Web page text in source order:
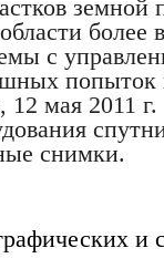
земной
более
с
попыток
12 мая 2011
снимки.
и